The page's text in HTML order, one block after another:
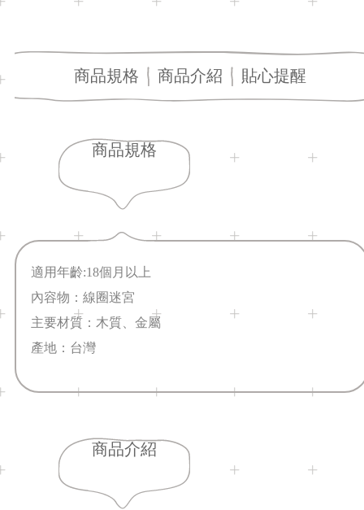
商品規格 商品介紹 貼心提醒
商品規格
適用年齡:18個月以上
內容物：線圈迷宮
主要材質：木質、金屬
產地：台灣
商品介紹